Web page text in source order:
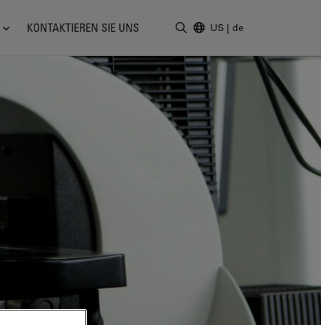
KONTAKTIEREN SIE UNS US | de